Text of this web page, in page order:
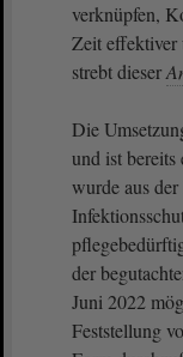
verknüpfen,
Zeit effektiver
strebt dieser
Die
und ist bereits
wurde aus
der
Juni 2022
Feststellung